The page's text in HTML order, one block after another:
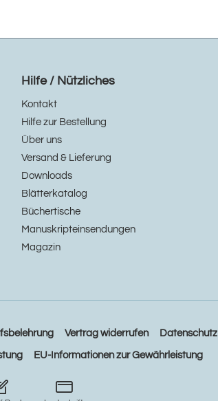
Hilfe / Nützliches
Kontakt
Hilfe zur Bestellung
Über uns
Versand & Lieferung
Downloads
Blätterkatalog
Büchertische
Manuskripteinsendungen
Magazin
Vertrag widerrufen Datenschutz
EU-Informationen zur Gewährleistung